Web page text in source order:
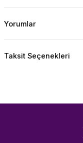
Yorumlar
Taksit Seçenekleri